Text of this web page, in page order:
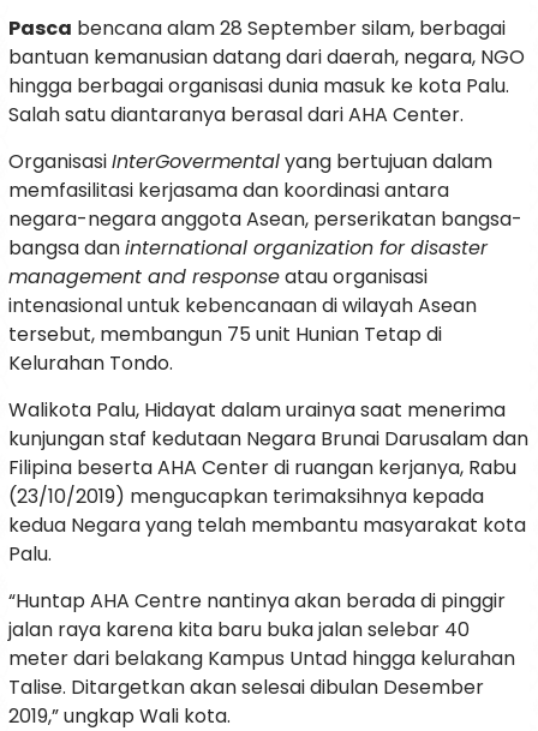
Pasca bencana alam 28 September silam, berbagai
bantuan kemanusian datang dari daerah, negara, NGO
hingga berbagai organisasi dunia masuk ke kota Palu.
Salah satu diantaranya berasal dari AHA Center.
OrganisasiInterGovermentalyang bertujuan dalam
memfasilitasi kerjasama dan koordinasi antara
negara-negara anggota Asean, perserikatan bangsa-
bangsa daninternational organization for disaster
management and responseatau organisasi
intenasional untuk kebencanaan di wilayah Asean
tersebut, membangun 75 unit Hunian Tetap di
Kelurahan Tondo.
Walikota Palu, Hidayat dalam urainya saat menerima
kunjungan staf kedutaan Negara Brunai Darusalam dan
Filipina beserta AHA Center di ruangan kerjanya, Rabu
(23/10/2019) mengucapkan terimaksihnya kepada
kedua Negara yang telah membantu masyarakat kota
Palu.
“Huntap AHA Centre nantinya akan berada di pinggir
jalan raya karena kita baru buka jalan selebar 40
meter dari belakang Kampus Untad hingga kelurahan
Talise. Ditargetkan akan selesai dibulan Desember
2019,” ungkap Wali kota.